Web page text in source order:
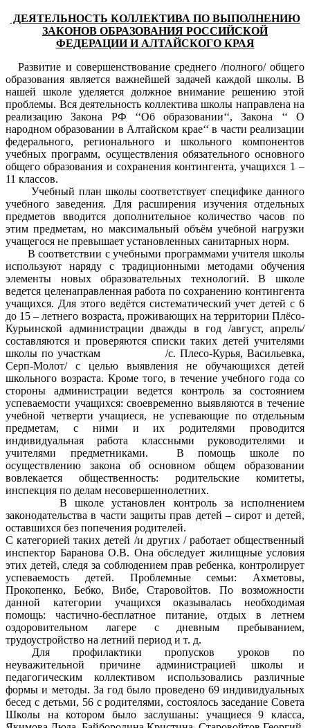
ДЕЯТЕЛЬНОСТЬ КОЛЛЕКТИВА ПО ВЫПОЛНЕНИЮ
ЗАКОНОВ ОБРАЗОВАНИЯ РОССИЙСКОЙ
ФЕДЕРАЦИИ И АЛТАЙСКОГО КРАЯ
Развитие и совершенствование среднего /полного/ общего
образования является важнейшей задачей каждой школы. В
нашей школе уделяется должное внимание решению этой
проблемы. Вся деятельность коллектива школы направлена на
реализацию Закона РФ ‘‘Об образовании‘‘, Закона ‘‘ О
народном образовании в Алтайском крае‘‘ в части реализации
федерального, регионального и школьного компонентов
учебных программ, осуществления обязательного основного
общего образования и сохранения контингента, учащихся 1 –
11 классов.
Учебный план школы соответствует специфике данного
учебного заведения. Для расширения изучения отдельных
предметов вводится дополнительное количество часов по
этим предметам, но максимальный объём учебной нагрузки
учащегося не превышает установленных санитарных норм.
В соответствии с учебными программами учителя школы
используют наряду с традиционными методами обучения
элементы новых образовательных технологий. В школе
ведется целенаправленная работа по сохранению контингента
учащихся. Для этого ведётся систематический учет детей с 6
до 15 – летнего возраста, проживающих на территории Плёсо-
Курьинской администрации дважды в год /август, апрель/
составляются и проверяются списки таких детей учителями
школы по участкам /с. Плесо-Курья, Васильевка,
Серп-Молот/ с целью выявления не обучающихся детей
школьного возраста. Кроме того, в течение учебного года со
стороны администрации ведется контроль за состоянием
успеваемости учащихся: своевременно выявляются в течение
учебной четверти учащиеся, не успевающие по отдельным
предметам, с ними и их родителями проводится
индивидуальная работа классными руководителями и
учителями предметниками. В помощь школе по
осуществлению закона об основном общем образовании
вовлекается общественность: родительские комитеты,
инспекция по делам несовершеннолетних.
В школе установлен контроль за исполнением
законодательства в части защиты прав детей – сирот и детей,
оставшихся без попечения родителей.
С категорией таких детей /и других / работает общественный
инспектор Баранова О.В. Она обследует жилищные условия
этих детей, следя за соблюдением прав ребенка, контролирует
успеваемость детей. Проблемные семьи: Ахметовы,
Прокопенко, Бебко, Вибе, Старовойтов. По возможности
данной категории учащихся оказывалась необходимая
помощь: частично-бесплатное питание, отдых в летнем
оздоровительном лагере с дневным пребыванием,
трудоустройство на летний период и т. д.
Для профилактики пропусков уроков по
неуважительной причине администрацией школы и
педагогическим коллективом использовались различные
формы и методы. За год было проведено 69 индивидуальных
бесед с детьми, 56 с родителями, состоялось заседание Совета
Школы на котором было заслушаны: учащиеся 9 класса,